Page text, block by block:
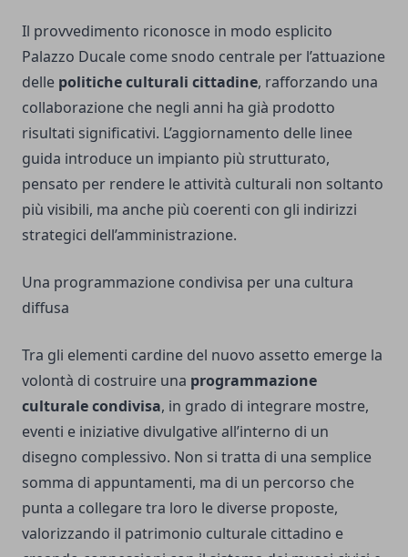
Il provvedimento riconosce in modo esplicito
Palazzo Ducale come snodo centrale per l’attuazione
delle politiche culturali cittadine, rafforzando una
collaborazione che negli anni ha già prodotto
risultati significativi. L’aggiornamento delle linee
guida introduce un impianto più strutturato,
pensato per rendere le attività culturali non soltanto
più visibili, ma anche più coerenti con gli indirizzi
strategici dell’amministrazione.
Una programmazione condivisa per una cultura
diffusa
Tra gli elementi cardine del nuovo assetto emerge la
volontà di costruire una programmazione
culturale condivisa, in grado di integrare mostre,
eventi e iniziative divulgative all’interno di un
disegno complessivo. Non si tratta di una semplice
somma di appuntamenti, ma di un percorso che
punta a collegare tra loro le diverse proposte,
valorizzando il patrimonio culturale cittadino e